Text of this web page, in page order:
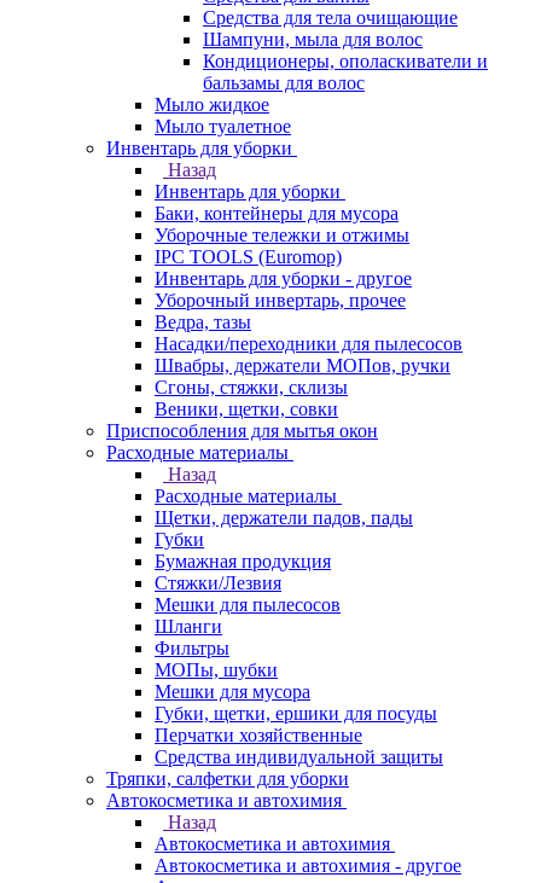
Средства для тела очищающие
Шампуни, мыла для волос
Кондиционеры, ополаскиватели и
бальзамы для волос
Мыло жидкое
Мыло туалетное
Инвентарь для уборки
Назад
Инвентарь для уборки
Баки, контейнеры для мусора
Уборочные тележки и отжимы
IPC TOOLS (Euromop)
Инвентарь для уборки - другое
Уборочный инвертарь, прочее
Ведра, тазы
Насадки/переходники для пылесосов
Швабры, держатели МОПов, ручки
Сгоны, стяжки, склизы
Веники, щетки, совки
Приспособления для мытья окон
Расходные материалы
Назад
Расходные материалы
Щетки, держатели падов, пады
Губки
Бумажная продукция
Стяжки/Лезвия
Мешки для пылесосов
Шланги
Фильтры
МОПы, шубки
Мешки для мусора
Губки, щетки, ершики для посуды
Перчатки хозяйственные
Средства индивидуальной защиты
Тряпки, салфетки для уборки
Автокосметика и автохимия
Назад
Автокосметика и автохимия
Автокосметика и автохимия - другое